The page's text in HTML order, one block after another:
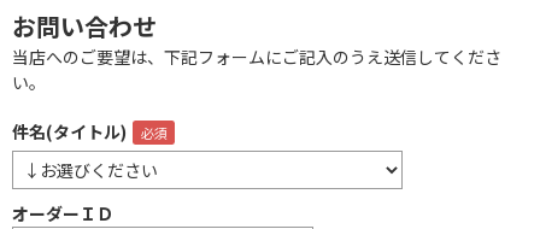
お問い合わせ
当店へのご要望は、下記フォームにご記入のうえ送信してくださ
い。
件名(タイトル)
オーダーＩＤ